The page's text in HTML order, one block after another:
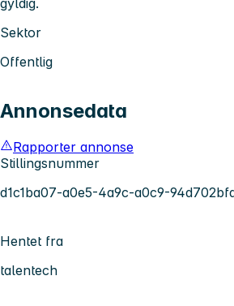
Sektor
Offentlig
Annonsedata
Rapporter annonse
Stillingsnummer
d1c1ba07-a0e5-4a9c-a0c9-
Hentet fra
talentech